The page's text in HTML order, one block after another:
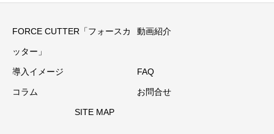
FORCE CUTTER「フォースカ
ッター」
動画紹介
導入イメージ FAQ
コラム お問合せ
SITE MAP